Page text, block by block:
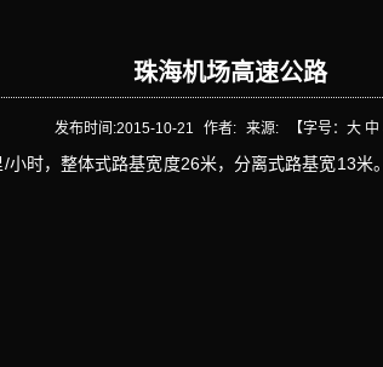
珠海机场高速公路
发布时间:2015-10-21 作者: 来源: 【字号： 大 中
时，整体式路基宽度26米，分离式路基宽13